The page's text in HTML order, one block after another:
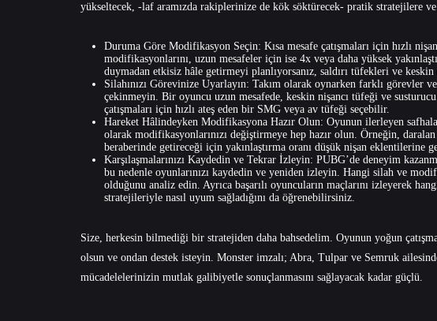
yükseltecek, -laf aramızda rakiplerinize de kök söktürecek- pratik stratejilere
Duruma Göre Modifikasyon Seçin: Kısa mesafe çatışmaları için hızlı
modifikasyonlarını, uzun mesafeler için ise 4x veya daha yüksek
duymadan etkisiz hâle getirmeyi planlıyorsanız, saldırı tüfekleri ve
Silahınızı Görevinize Uyarlayın: Takım olarak oynarken farklı görevler
çekinmeyin. Bir oyuncu uzun mesafede, keskin nişancı tüfeği ve
çatışmaları için hızlı ateş eden bir SMG veya av tüfeği seçebilir.
Hareket Hâlindeyken Modifikasyona Hazır Olun: Oyunun ilerleyen
olarak modifikasyonlarınızı değiştirmeye hep hazır olun. Örneğin, daralan
beraberinde getireceği için yakınlaştırma oranı düşük nişan eklentilerine
Karşılaşmalarınızı Kaydedin ve Tekrar İzleyin: PUBG’de deneyim
bu nedenle oyunlarınızı kaydedin ve yeniden izleyin. Hangi silah ve
olduğunu analiz edin. Ayrıca başarılı oyuncuların maçlarını izleyerek
stratejileriyle nasıl uyum sağladığını da öğrenebilirsiniz.
Size, herkesin bilmediği bir stratejiden daha bahsedelim. Oyunun yoğun
olsun ve ondan destek isteyin. Monster imzalı; Abra, Tulpar ve Semruk
mücadelelerinizin mutlak galibiyetle sonuçlanmasını sağlayacak kadar güçlü.